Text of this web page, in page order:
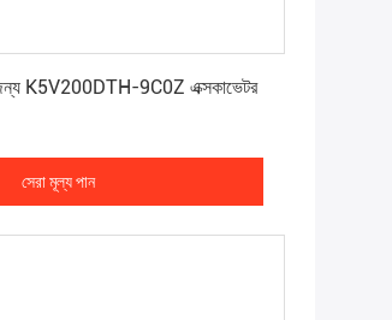
K5V200DTH-9C0Z এক্সকাভেটর
সেরা মূল্য পান